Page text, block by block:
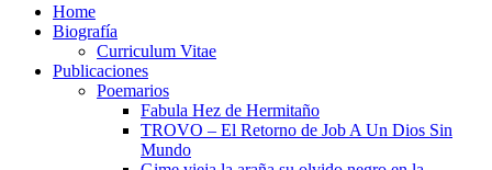
Home
Biografía
Curriculum Vitae​
Publicaciones
Poemarios
Fabula Hez de Hermitaño
TROVO – El Retorno de Job A Un Dios Sin
Mundo